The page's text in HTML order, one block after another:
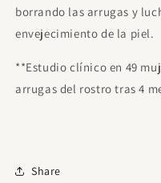
borrando las arrugas y
envejecimiento de la piel.
**Estudio clínico en 49
arrugas del rostro tras 4
Share